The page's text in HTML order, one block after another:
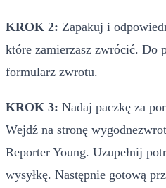
KROK 2: Zapakuj i
które zamierzasz zwrócić. Do
formularz zwrotu.
KROK 3: Nadaj paczkę za
Wejdź na stronę
Reporter Young. Uzupełnij
wysyłkę. Następnie gotową